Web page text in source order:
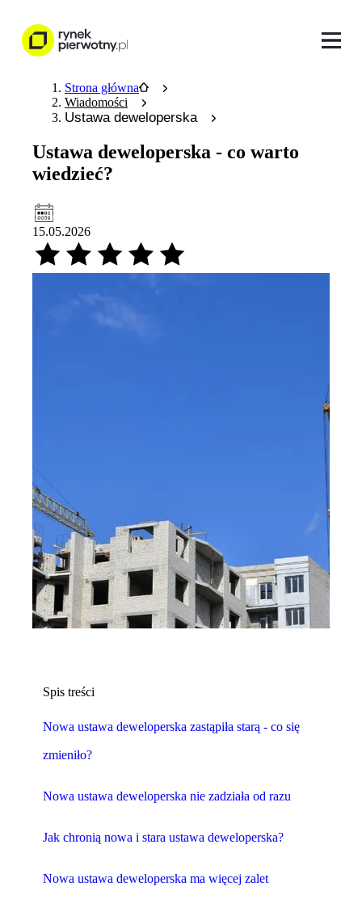
Strona główna
Wiadomości
Ustawa deweloperska
Ustawa deweloperska - co warto
wiedzieć?
15.05.2026
Spis treści
Nowa ustawa deweloperska zastąpiła starą - co się
zmieniło?
Nowa ustawa deweloperska nie zadziała od razu
Jak chronią nowa i stara ustawa deweloperska?
Nowa ustawa deweloperska ma więcej zalet